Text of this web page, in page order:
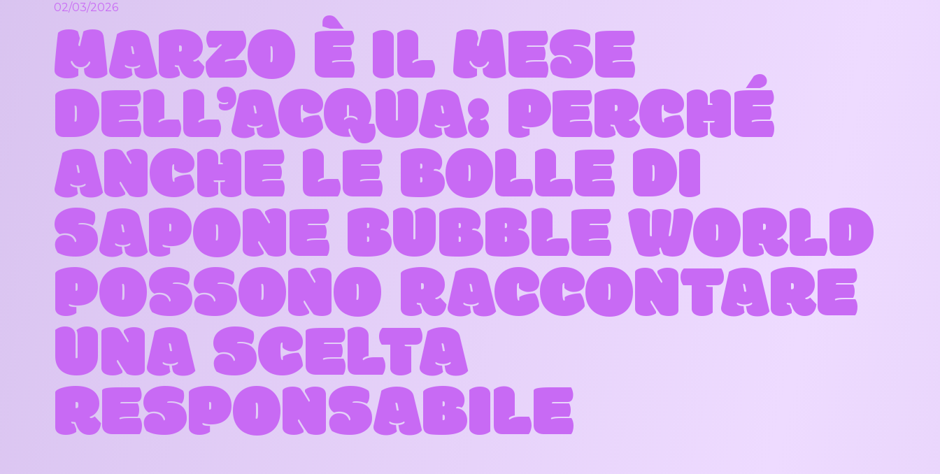
02/03/2026
MARZO È IL MESE
DELL’ACQUA: PERCHÉ
ANCHE LE BOLLE DI
SAPONE BUBBLE WORLD
POSSONO RACCONTARE
UNA SCELTA
RESPONSABILE